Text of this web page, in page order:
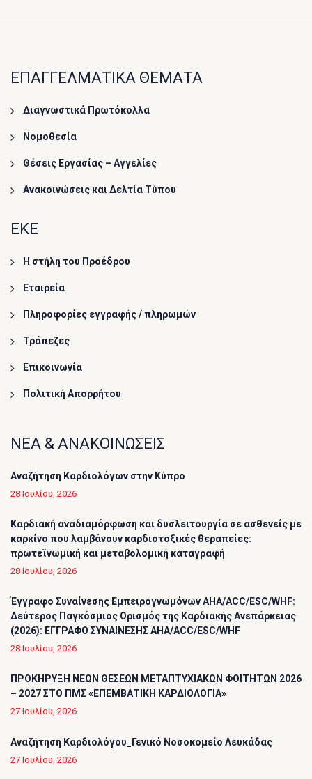
ΕΠΑΓΓΕΛΜΑΤΙΚΑ ΘΕΜΑΤΑ
Διαγνωστικά Πρωτόκολλα
Νομοθεσία
Θέσεις Εργασίας – Αγγελίες
Ανακοινώσεις και Δελτία Τύπου
ΕΚΕ
Η στήλη του Προέδρου
Εταιρεία
Πληροφορίες εγγραφής / πληρωμών
Τράπεζες
Επικοινωνία
Πολιτική Απορρήτου
ΝΕΑ & ΑΝΑΚΟΙΝΩΣΕΙΣ
Αναζήτηση Καρδιολόγων στην Κύπρο
28 Ιουλίου, 2026
Καρδιακή αναδιαμόρφωση και δυσλειτουργία σε ασθενείς με
καρκίνο που λαμβάνουν καρδιοτοξικές θεραπείες:
πρωτεϊνωμική και μεταβολομική καταγραφή
28 Ιουλίου, 2026
Έγγραφο Συναίνεσης Εμπειρογνωμόνων AHA/ACC/ESC/WHF:
Δεύτερος Παγκόσμιος Ορισμός της Καρδιακής Ανεπάρκειας
(2026): ΕΓΓΡΑΦΟ ΣΥΝΑΙΝΕΣΗΣ AHA/ACC/ESC/WHF
28 Ιουλίου, 2026
ΠΡΟΚΗΡΥΞΗ ΝΕΩΝ ΘΕΣΕΩΝ ΜΕΤΑΠΤΥΧΙΑΚΩΝ ΦΟΙΤΗΤΩΝ 2026
– 2027 ΣΤΟ ΠΜΣ «ΕΠΕΜΒΑΤΙΚΗ ΚΑΡΔΙΟΛΟΓΙΑ»
27 Ιουλίου, 2026
Αναζήτηση Καρδιολόγου_Γενικό Νοσοκομείο Λευκάδας
27 Ιουλίου, 2026